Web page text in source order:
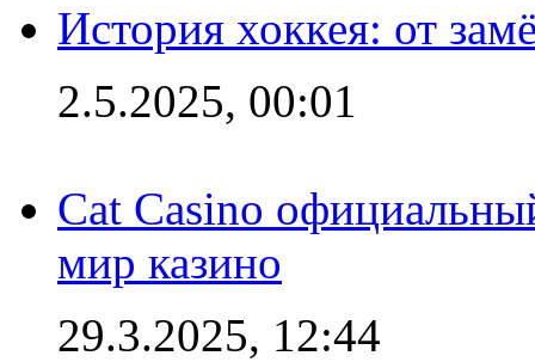
История хоккея: от
2.5.2025, 00:01
Cat Casino
мир казино
29.3.2025, 12:44